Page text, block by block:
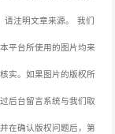
注明文章来源。 我们
平台所使用的图片均来
实。如果图片的版权所
后台留言系统与我们取
在确认版权问题后，第